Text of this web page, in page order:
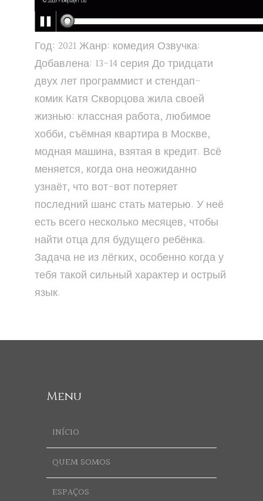
Год: 2021 Жанр: комедия Озвучка:
Добавлена: 13-14 серия До тридцати
двух лет программист и стендап-
комик Катя Скворцова жила своей
жизнью: классная работа, любимое
хобби, съёмная квартира в Москве,
модная машина, взятая в кредит. Всё
меняется, когда она неожиданно
узнаёт, что вот-вот потеряет
последний шанс стать матерью. У неё
есть всего несколько месяцев, чтобы
найти отца для будущего ребёнка.
Задача не из лёгких, особенно когда у
тебя такой сильный характер и острый
язык.
Menu
INÍCIO
QUEM SOMOS
ESPAÇOS